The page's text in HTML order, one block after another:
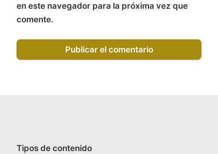
en este navegador para la próxima vez que
comente.
Tipos de contenido